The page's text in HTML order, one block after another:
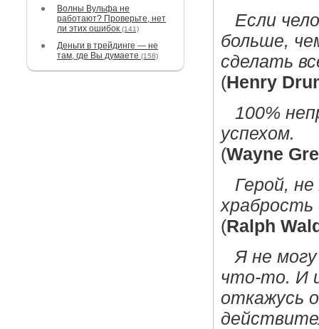
Волны Вульфа не
работают? Проверьте, нет
ли этих ошибок (141)
Деньги в трейдинге — не
там, где Вы думаете (158)
Если
больше,
сделать
(Henry
100%
успехом.
(Wayne
Герой,
(Ralph
Я не
что-то. И
откажусь